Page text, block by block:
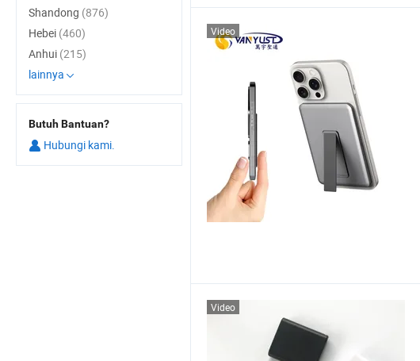
Video
Video
Shandong (876)
Hebei (460)
Anhui (215)
lainnya
Butuh Bantuan?
Hubungi kami.